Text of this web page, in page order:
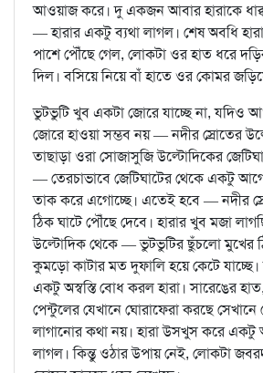
আওয়াজ করে। দু একজন আবার হারাকে
— হারার একটু ব্যথা লাগল। শেষ অবধি
পাশে পৌঁছে গেল, লোকটা ওর হাত ধরে
দিল। বসিয়ে নিয়ে বাঁ হাতে ওর কোমর
ভুটভুটি খুব একটা জোরে যাচ্ছে না, যদিও
জোরে হাওয়া সম্ভব নয় — নদীর স্রোতের
তাছাড়া ওরা সোজাসুজি উল্টোদিকের
— তেরচাভাবে জেটিঘাটের থেকে একটু
তাক করে এগোচ্ছে। এতেই হবে — নদীর
ঠিক ঘাটে পৌঁছে দেবে। হারার খুব মজা
উল্টোদিক থেকে — ভুটভুটির ছুঁচলো মুখের
কুমড়ো কাটার মত দুফালি হয়ে কেটে যাচ্ছে।
একটু অস্বস্তি বোধ করল হারা। সারেঙের
পেন্টুলের যেখানে ঘোরাফেরা করছে
লাগানোর কথা নয়। হারা উসখুস করে
লাগল। কিন্তু ওঠার উপায় নেই, লোকটা